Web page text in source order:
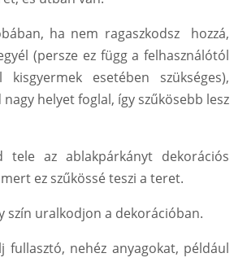
ha nem ragaszkodsz hozzá,
(persze ez függ a felhasználótól
kisgyermek esetében szükséges),
nagy helyet foglal, így szűkösebb lesz
tele az ablakpárkányt dekorációs
ez szűkössé teszi a teret.
szín uralkodjon a dekorációban.
fullasztó, nehéz anyagokat, például